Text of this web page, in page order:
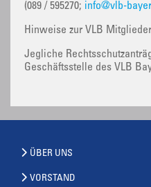
(089 / 595270; info@vlb-
Hinweise zur VLB
Jegliche
Geschäftsstelle des VLB
ÜBER UNS
VORSTAND